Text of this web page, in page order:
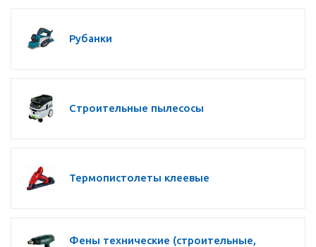
Рубанки
Строительные пылесосы
Термопистолеты клеевые
Фены технические (строительные,